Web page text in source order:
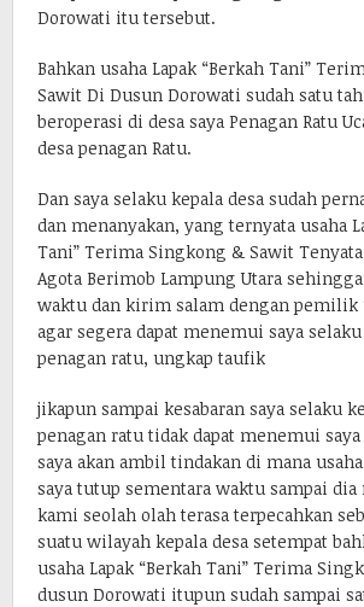
Dorowati itu tersebut.
Bahkan usaha Lapak “Berkah Tani”
Sawit Di Dusun Dorowati sudah satu
beroperasi di desa saya Penagan Ratu
desa penagan Ratu.
Dan saya selaku kepala desa sudah
dan menanyakan, yang ternyata usaha
Tani” Terima Singkong & Sawit
Agota Berimob Lampung Utara
waktu dan kirim salam dengan pemilik
agar segera dapat menemui saya
penagan ratu, ungkap taufik
jikapun sampai kesabaran saya selaku
penagan ratu tidak dapat menemui saya
saya akan ambil tindakan di mana
saya tutup sementara waktu sampai
kami seolah olah terasa terpecahkan
suatu wilayah kepala desa setempat
usaha Lapak “Berkah Tani” Terima
dusun Dorowati itupun sudah sampai